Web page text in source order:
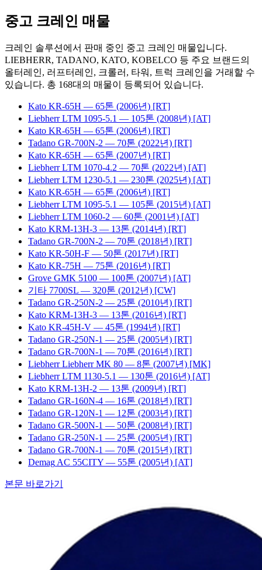
중고 크레인 매물
크레인 솔루션에서 판매 중인 중고 크레인 매물입니다.
LIEBHERR, TADANO, KATO, KOBELCO 등 주요 브랜드의
올터레인, 러프터레인, 크롤러, 타워, 트럭 크레인을 거래할 수
있습니다. 총 168대의 매물이 등록되어 있습니다.
Kato KR-65H — 65톤 (2006년) [RT]
Liebherr LTM 1095-5.1 — 105톤 (2008년) [AT]
Kato KR-65H — 65톤 (2006년) [RT]
Tadano GR-700N-2 — 70톤 (2022년) [RT]
Kato KR-65H — 65톤 (2007년) [RT]
Liebherr LTM 1070-4.2 — 70톤 (2022년) [AT]
Liebherr LTM 1230-5.1 — 230톤 (2025년) [AT]
Kato KR-65H — 65톤 (2006년) [RT]
Liebherr LTM 1095-5.1 — 105톤 (2015년) [AT]
Liebherr LTM 1060-2 — 60톤 (2001년) [AT]
Kato KRM-13H-3 — 13톤 (2014년) [RT]
Tadano GR-700N-2 — 70톤 (2018년) [RT]
Kato KR-50H-F — 50톤 (2017년) [RT]
Kato KR-75H — 75톤 (2016년) [RT]
Grove GMK 5100 — 100톤 (2007년) [AT]
기타 7700SL — 320톤 (2012년) [CW]
Tadano GR-250N-2 — 25톤 (2010년) [RT]
Kato KRM-13H-3 — 13톤 (2016년) [RT]
Kato KR-45H-V — 45톤 (1994년) [RT]
Tadano GR-250N-1 — 25톤 (2005년) [RT]
Tadano GR-700N-1 — 70톤 (2016년) [RT]
Liebherr Liebherr MK 80 — 8톤 (2007년) [MK]
Liebherr LTM 1130-5.1 — 130톤 (2016년) [AT]
Kato KRM-13H-2 — 13톤 (2009년) [RT]
Tadano GR-160N-4 — 16톤 (2018년) [RT]
Tadano GR-120N-1 — 12톤 (2003년) [RT]
Tadano GR-500N-1 — 50톤 (2008년) [RT]
Tadano GR-250N-1 — 25톤 (2005년) [RT]
Tadano GR-700N-1 — 70톤 (2015년) [RT]
Demag AC 55CITY — 55톤 (2005년) [AT]
본문 바로가기